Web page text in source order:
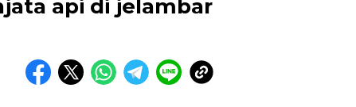
api di jelambar